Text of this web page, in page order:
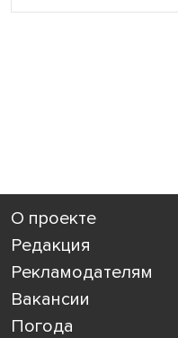
О проекте
Редакция
Рекламодателям
Вакансии
Погода